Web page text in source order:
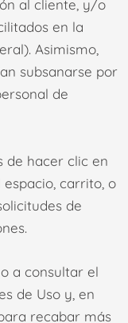
al cliente, y/o
en la
Asimismo,
subsanarse por
de
de hacer clic en
espacio, carrito, o
de
a consultar el
de Uso y, en
recabar más